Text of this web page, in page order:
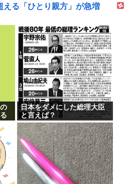
える「ひとり親方」が急増
日本をダメにした総理大臣
と言えば？